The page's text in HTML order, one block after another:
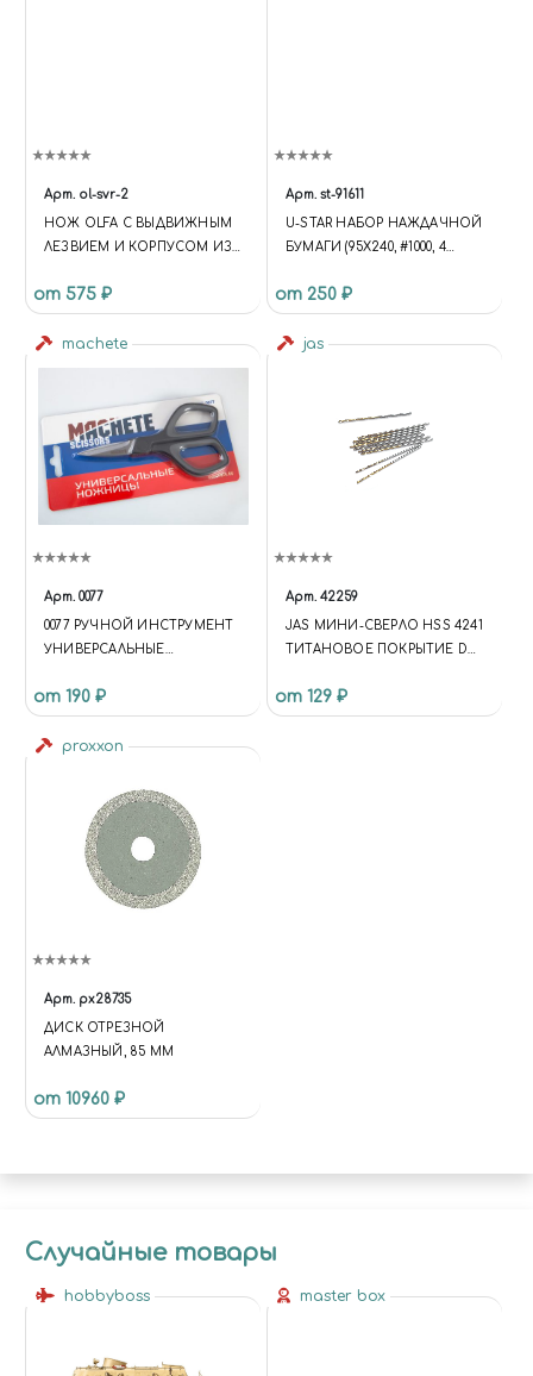
Арт. ol-svr-2
НОЖ OLFA С ВЫДВИЖНЫМ
ЛЕЗВИЕМ И КОРПУСОМ ИЗ
АВТОФИКСАТОР, 9ММ
от 575 ₽
Арт. st-91611
U-STAR НАБОР НАЖДАЧНОЙ
БУМАГИ (95X240, #1000, 4
от 250 ₽
machete
Арт. 0077
0077 РУЧНОЙ ИНСТРУМЕНТ
УНИВЕРСАЛЬНЫЕ
от 190 ₽
jas
Арт. 42259
JAS МИНИ-СВЕРЛО HSS 4241
ТИТАНОВОЕ ПОКРЫТИЕ D
от 129 ₽
proxxon
Арт. px28735
ДИСК ОТРЕЗНОЙ
АЛМАЗНЫЙ, 85 ММ
от 10960 ₽
Случайные товары
hobbyboss master box